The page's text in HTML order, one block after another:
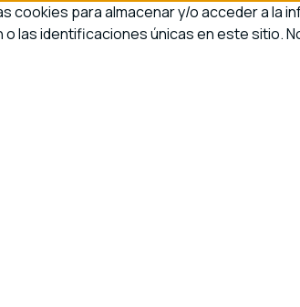
para almacenar y/o acceder a la
las identificaciones únicas en este sitio.